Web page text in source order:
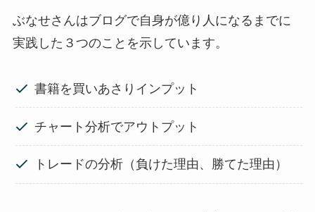
ぶなせさんはブログで自身が億り人になるまでに
実践した３つのことを示しています。
書籍を買いあさりインプット
チャート分析でアウトプット
トレードの分析（負けた理由、勝てた理由）